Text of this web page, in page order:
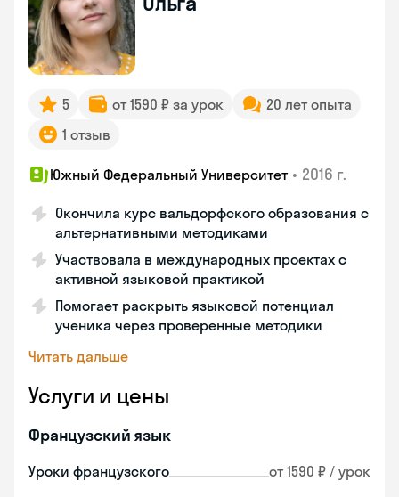
5 от 1590 ₽ за урок
20 лет опыта
1 отзыв
Южный Федеральный Университет • 2016 г.
Окончила курс вальдорфского образования с
альтернативными методиками
Участвовала в международных проектах с
активной языковой практикой
Помогает раскрыть языковой потенциал
ученика через проверенные методики
Читать дальше
Услуги и цены
Французский язык
Уроки французского от 1590 ₽ / урок